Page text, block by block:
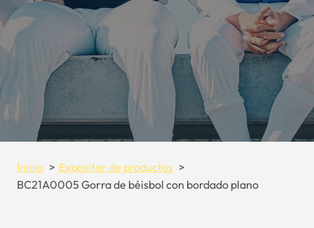
Inicio
Expositor de productos
BC21A0005 Gorra de béisbol con bordado plano